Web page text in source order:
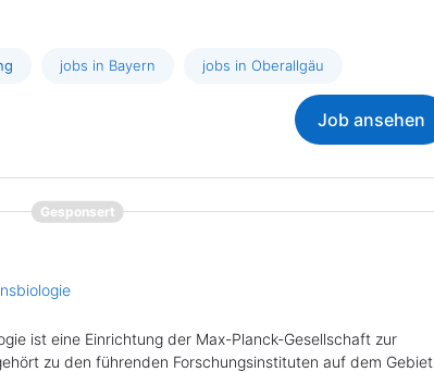
jobs in Bayern jobs in Oberallgäu
Job ansehen
Gesponsert{prompt.job}
ist eine Einrichtung der Max-Planck-Gesellschaft zur
zu den führenden Forschungsinstituten auf dem Gebiet